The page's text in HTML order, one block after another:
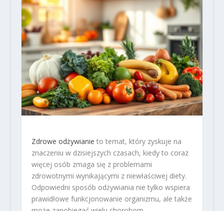
Zdrowe odżywianie to temat, który zyskuje na
znaczeniu w dzisiejszych czasach, kiedy to coraz
więcej osób zmaga się z problemami
zdrowotnymi wynikającymi z niewłaściwej diety.
Odpowiedni sposób odżywiania nie tylko wspiera
prawidłowe funkcjonowanie organizmu, ale także